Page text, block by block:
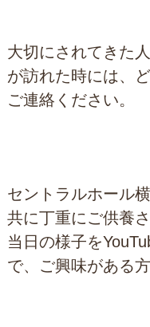
大切にされてきた
が訪れた時には、
ご連絡ください。
セントラルホール
共に丁重にご供養
当日の様子を
で、ご興味がある